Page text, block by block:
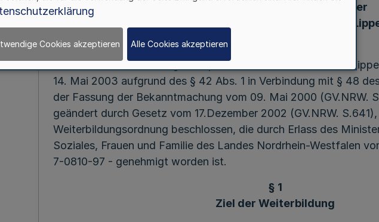
für Apothekerinnen und Apotheker
der Apothekerkammer Westfalen-
Die Kammerversammlung der Apothekerkammer Westfalen-
14. Mai 2003 aufgrund des § 42 Abs. 1 in Verbindung mit § 48
der Fassung der Bekanntmachung vom 09. Mai 2000 (GV.NRW.
geändert durch Gesetz vom 17.Dezember 2002 (GV.NRW.
Weiterbildungsordnung beschlossen, die durch Erlass des
Soziales, Frauen und Familie des Landes Nordrhein-Westfalen
7-0810-97 - genehmigt worden ist.
§ 1
Ziel der Weiterbildung
Cookies akzeptieren Alle Cookies akzeptieren